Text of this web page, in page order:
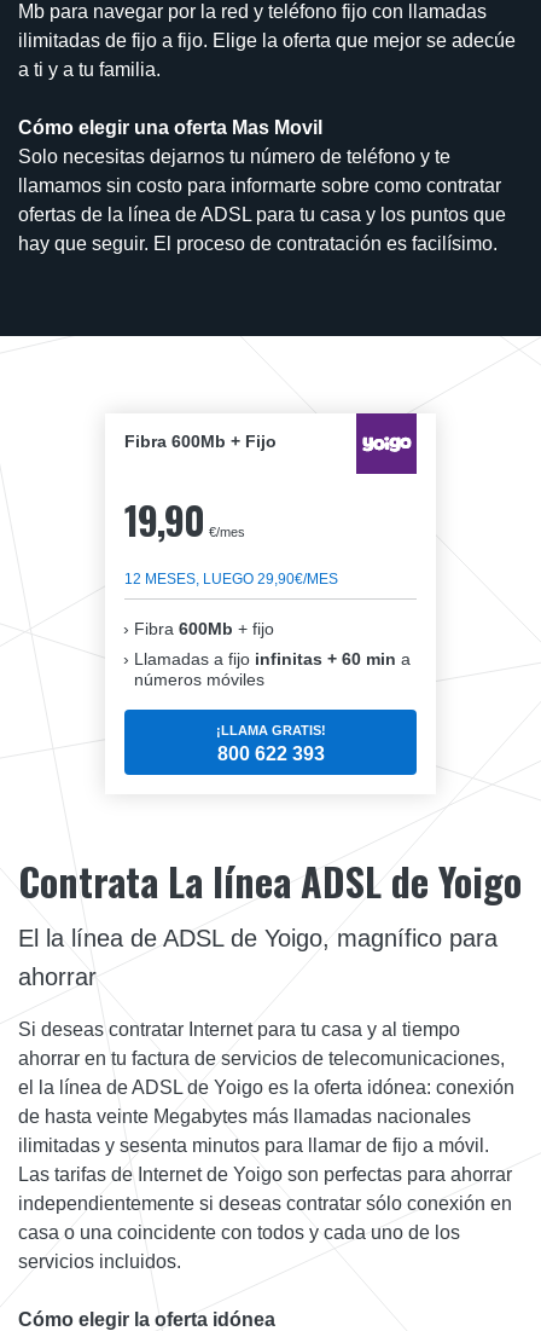
Mb para navegar por la red y teléfono fijo con llamadas
ilimitadas de fijo a fijo. Elige la oferta que mejor se adecúe
a ti y a tu familia.
Cómo elegir una oferta Mas Movil
Solo necesitas dejarnos tu número de teléfono y te
llamamos sin costo para informarte sobre como contratar
ofertas de la línea de ADSL para tu casa y los puntos que
hay que seguir. El proceso de contratación es facilísimo.
Fibra 600Mb + Fijo
19,90 €/mes
12 MESES, LUEGO 29,90€/MES
Fibra 600Mb + fijo
Llamadas a fijo infinitas + 60 min a
números móviles
¡LLAMA GRATIS!
800 622 393
Contrata La línea ADSL de Yoigo
El la línea de ADSL de Yoigo, magnífico para
ahorrar
Si deseas contratar Internet para tu casa y al tiempo
ahorrar en tu factura de servicios de telecomunicaciones,
el la línea de ADSL de Yoigo es la oferta idónea: conexión
de hasta veinte Megabytes más llamadas nacionales
ilimitadas y sesenta minutos para llamar de fijo a móvil.
Las tarifas de Internet de Yoigo son perfectas para ahorrar
independientemente si deseas contratar sólo conexión en
casa o una coincidente con todos y cada uno de los
servicios incluidos.
Cómo elegir la oferta idónea